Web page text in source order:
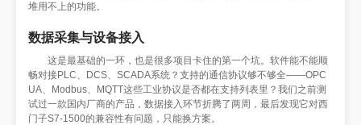
堆用不上的功能。
数据采集与设备接入
这是最基础的一环，也是很多项目卡住的第一个坑。软件能不能顺
畅对接PLC、DCS、SCADA系统？支持的通信协议够不够全——OPC
UA、Modbus、MQTT这些工业协议是否都在支持列表里？我们之前测
试过一款国内厂商的产品，数据接入环节折腾了两周，最后发现它对西
门子S7-1500的兼容性有问题，只能换方案。